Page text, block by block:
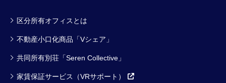
区分所有オフィスとは
不動産小口化商品「Vシェア」
共同所有別荘「Seren Collective」
家賃保証サービス（VRサポート）